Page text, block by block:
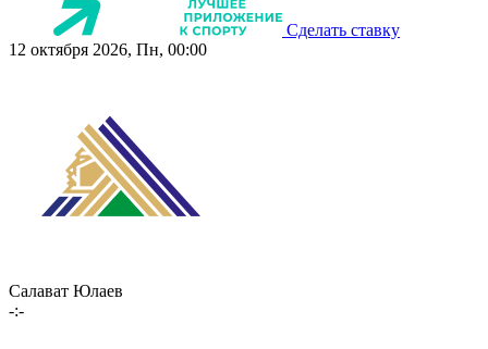
Сделать ставку
12 октября 2026, Пн, 00:00
Салават Юлаев
-:-